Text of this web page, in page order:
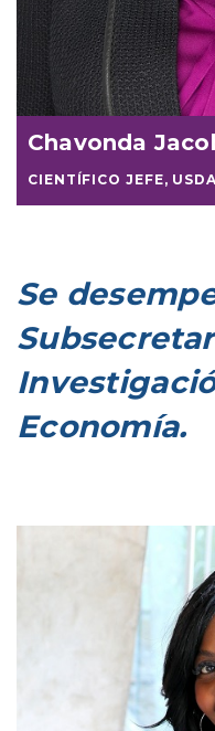
Chavonda
CIENTÍFICO JEFE, USDA
Se
Economía.